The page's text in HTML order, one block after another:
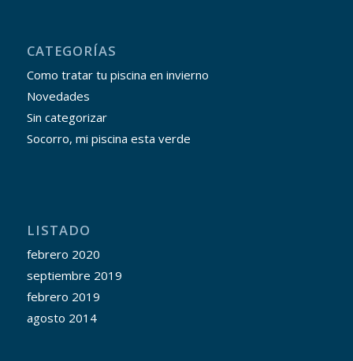
CATEGORÍAS
Como tratar tu piscina en invierno
Novedades
Sin categorizar
Socorro, mi piscina esta verde
LISTADO
febrero 2020
septiembre 2019
febrero 2019
agosto 2014